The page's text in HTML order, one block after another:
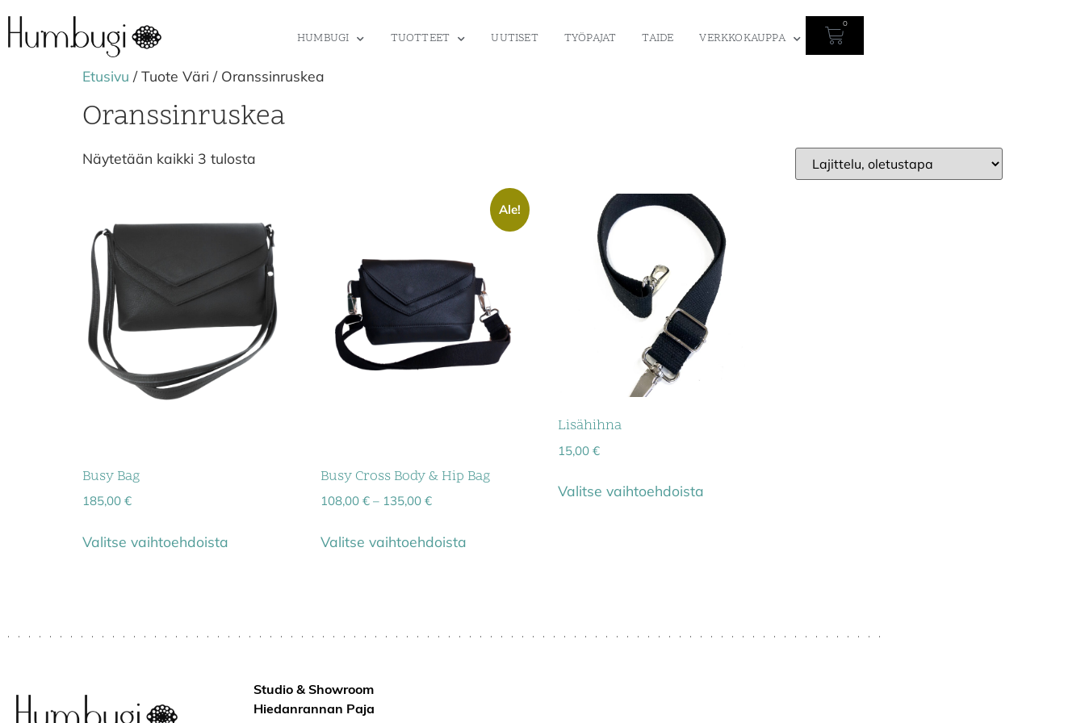
HUMBUGI TUOTTEET UUTISET TYÖPAJAT TAIDE VERKKOKAUPPA
0
Etusivu / Tuote Väri / Oranssinruskea
Oranssinruskea
Näytetään kaikki 3 tulosta
Busy Bag
185,00 €
Valitse vaihtoehdoista
Ale!
Busy Cross Body & Hip Bag
108,00 € – 135,00 €
Valitse vaihtoehdoista
Lisähihna
15,00€
Valitse vaihtoehdoista
Studio & Showroom
Hiedanrannan Paja